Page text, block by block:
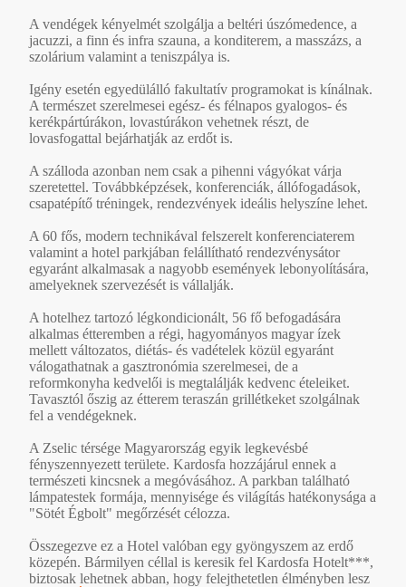
A vendégek kényelmét szolgálja a beltéri úszómedence, a
jacuzzi, a finn és infra szauna, a konditerem, a masszázs, a
szolárium valamint a teniszpálya is.
Igény esetén egyedülálló fakultatív programokat is kínálnak.
A természet szerelmesei egész- és félnapos gyalogos- és
kerékpártúrákon, lovastúrákon vehetnek részt, de
lovasfogattal bejárhatják az erdőt is.
A szálloda azonban nem csak a pihenni vágyókat várja
szeretettel. Továbbképzések, konferenciák, állófogadások,
csapatépítő tréningek, rendezvények ideális helyszíne lehet.
A 60 fős, modern technikával felszerelt konferenciaterem
valamint a hotel parkjában felállítható rendezvénysátor
egyaránt alkalmasak a nagyobb események lebonyolítására,
amelyeknek szervezését is vállalják.
A hotelhez tartozó légkondicionált, 56 fő befogadására
alkalmas étteremben a régi, hagyományos magyar ízek
mellett változatos, diétás- és vadételek közül egyaránt
válogathatnak a gasztronómia szerelmesei, de a
reformkonyha kedvelői is megtalálják kedvenc ételeiket.
Tavasztól őszig az étterem teraszán grillétkeket szolgálnak
fel a vendégeknek.
A Zselic térsége Magyarország egyik legkevésbé
fényszennyezett területe. Kardosfa hozzájárul ennek a
természeti kincsnek a megóvásához. A parkban található
lámpatestek formája, mennyisége és világítás hatékonysága a
"Sötét Égbolt" megőrzését célozza.
Összegezve ez a Hotel valóban egy gyöngyszem az erdő
közepén. Bármilyen céllal is keresik fel Kardosfa Hotelt***,
biztosak lehetnek abban, hogy felejthetetlen élményben lesz